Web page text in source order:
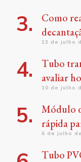
Como
13 de julho
Tubo
avaliar
10 de julho
Módulo
rápida
6 de julho
Tubo